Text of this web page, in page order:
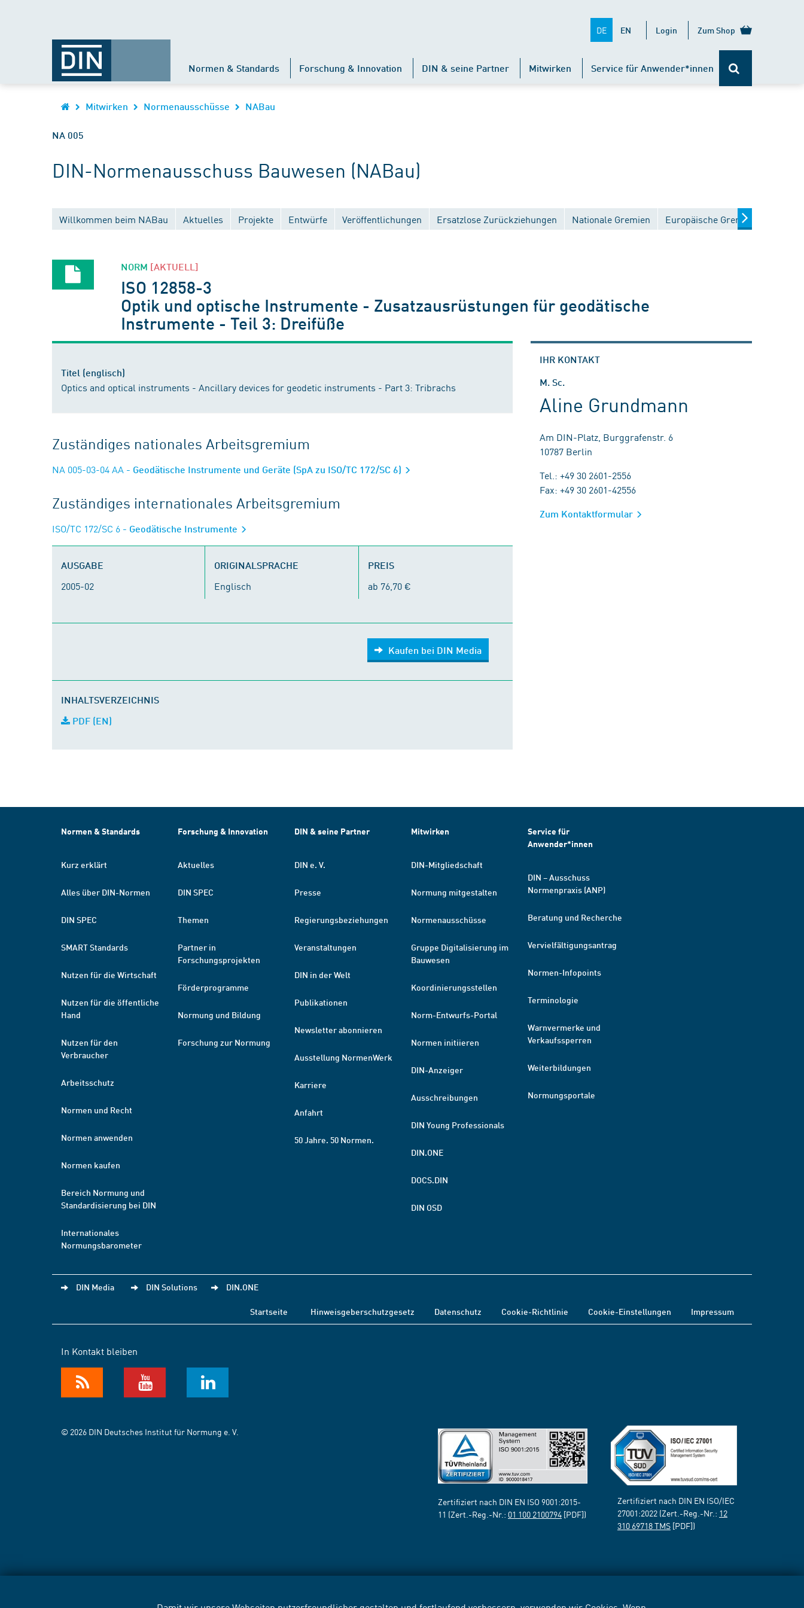
DE EN Login Zum Shop
Normen & Standards Forschung & Innovation DIN & seine Partner Mitwirken Service für Anwender*innen
Mitwirken Normenausschüsse NABau
NA 005
DIN-Normenausschuss Bauwesen (NABau)
Willkommen beim NABau Aktuelles Projekte Entwürfe Veröffentlichungen Ersatzlose Zurückziehungen Nationale Gremien Europäische Gremien
NORM [AKTUELL]
ISO 12858-3
Optik und optische Instrumente - Zusatzausrüstungen für geodätische
Instrumente - Teil 3: Dreifüße
Titel (englisch)
Optics and optical instruments - Ancillary devices for geodetic instruments - Part 3: Tribrachs
Zuständiges nationales Arbeitsgremium
NA 005-03-04 AA - Geodätische Instrumente und Geräte (SpA zu ISO/TC 172/SC 6)
Zuständiges internationales Arbeitsgremium
ISO/TC 172/SC 6 - Geodätische Instrumente
AUSGABE
2005-02
ORIGINALSPRACHE
Englisch
PREIS
ab 76,70 €
Kaufen bei DIN Media
INHALTSVERZEICHNIS
PDF (EN)
IHR KONTAKT
M. Sc.
Aline Grundmann
Am DIN-Platz, Burggrafenstr. 6
10787 Berlin
Tel.: +49 30 2601-2556
Fax: +49 30 2601-42556
Zum Kontaktformular
Normen & Standards
Kurz erklärt
Alles über DIN-Normen
DIN SPEC
SMART Standards
Nutzen für die Wirtschaft
Nutzen für die öffentliche
Hand
Nutzen für den
Verbraucher
Arbeitsschutz
Normen und Recht
Normen anwenden
Normen kaufen
Bereich Normung und
Standardisierung bei DIN
Internationales
Normungsbarometer
Forschung & Innovation
Aktuelles
DIN SPEC
Themen
Partner in
Forschungsprojekten
Förderprogramme
Normung und Bildung
Forschung zur Normung
DIN & seine Partner
DIN e. V.
Presse
Regierungsbeziehungen
Veranstaltungen
DIN in der Welt
Publikationen
Newsletter abonnieren
Ausstellung NormenWerk
Karriere
Anfahrt
50 Jahre. 50 Normen.
Mitwirken
DIN-Mitgliedschaft
Normung mitgestalten
Normenausschüsse
Gruppe Digitalisierung im
Bauwesen
Koordinierungsstellen
Norm-Entwurfs-Portal
Normen initiieren
DIN-Anzeiger
Ausschreibungen
DIN Young Professionals
DIN.ONE
DOCS.DIN
DIN OSD
Service für
Anwender*innen
DIN – Ausschuss
Normenpraxis (ANP)
Beratung und Recherche
Vervielfältigungsantrag
Normen-Infopoints
Terminologie
Warnvermerke und
Verkaufssperren
Weiterbildungen
Normungsportale
DIN Media DIN Solutions DIN.ONE
Startseite Hinweisgeberschutzgesetz Datenschutz Cookie-Richtlinie Cookie-Einstellungen Impressum
In Kontakt bleiben
© 2026 DIN Deutsches Institut für Normung e. V.
Zertifiziert nach DIN EN ISO 9001:2015-
11 (Zert.-Reg.-Nr.: 01 100 2100794 [PDF])
Zertifiziert nach DIN EN ISO/IEC
27001:2022 (Zert.-Reg.-Nr.: 12
310 69718 TMS [PDF])